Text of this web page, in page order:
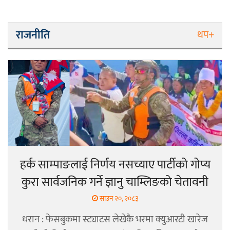
राजनीति थप+
हर्क साम्पाङलाई निर्णय नसच्याए पार्टीको गोप्य
कुरा सार्वजनिक गर्ने ज्ञानु चाम्लिङको चेतावनी
साउन २०, २०८३
धरान : फेसबुकमा स्ट्याटस लेखेकै भरमा क्युआरटी खारेज